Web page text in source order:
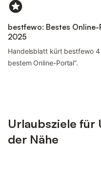
bestfewo: Bestes
2025
Handelsblatt kürt bestfewo 4
bestem Online-Portal“.
Urlaubsziele für
der Nähe